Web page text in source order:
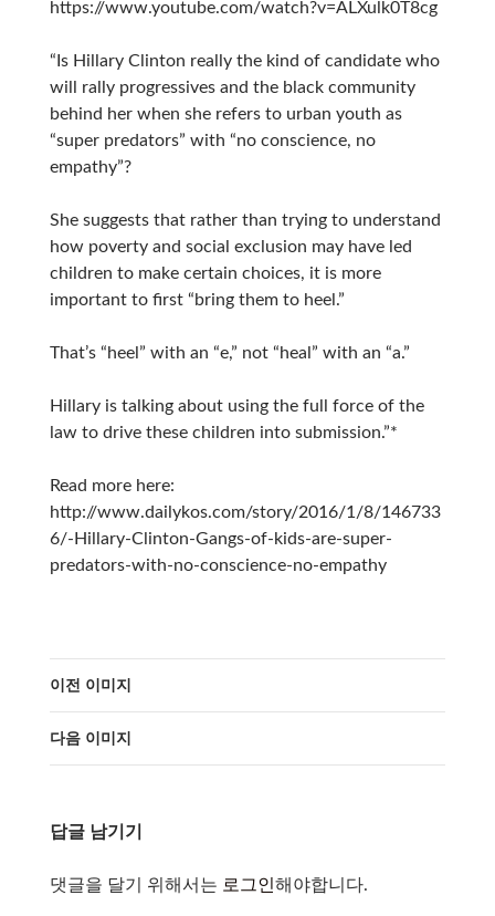
https://www.youtube.com/watch?v=ALXulk0T8cg
“Is Hillary Clinton really the kind of candidate who
will rally progressives and the black community
behind her when she refers to urban youth as
“super predators” with “no conscience, no
empathy”?
She suggests that rather than trying to understand
how poverty and social exclusion may have led
children to make certain choices, it is more
important to first “bring them to heel.”
That’s “heel” with an “e,” not “heal” with an “a.”
Hillary is talking about using the full force of the
law to drive these children into submission.”*
Read more here:
http://www.dailykos.com/story/2016/1/8/146733
6/-Hillary-Clinton-Gangs-of-kids-are-super-
predators-with-no-conscience-no-empathy
이전 이미지
다음 이미지
답글 남기기
댓글을 달기 위해서는 로그인해야합니다.